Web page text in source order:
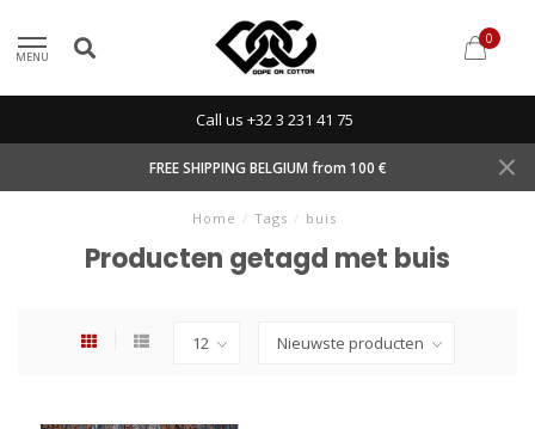
MENU
0
Call us +32 3 231 41 75
FREE SHIPPING BELGIUM from 100 €
Home / Tags / buis
Producten getagd met buis